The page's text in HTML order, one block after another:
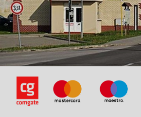
Piaggio-Free 50 TT -99 FCS2T
Piaggio-Free 50 TT -99 FCS2T
Piaggio-Free 50 TT 99 - ZAPC390
Piaggio-Free 50 TT 99 - ZAPC390
Piaggio Liberty 50-DT 2T 07-08 (E2) ZAPC425
Piaggio Liberty 50-DT 2T 09-MOC ZAPC491